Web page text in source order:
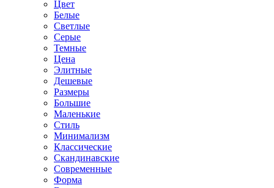
Цвет
Белые
Светлые
Серые
Темные
Цена
Элитные
Дешевые
Размеры
Большие
Маленькие
Стиль
Минимализм
Классические
Скандинавские
Современные
Форма